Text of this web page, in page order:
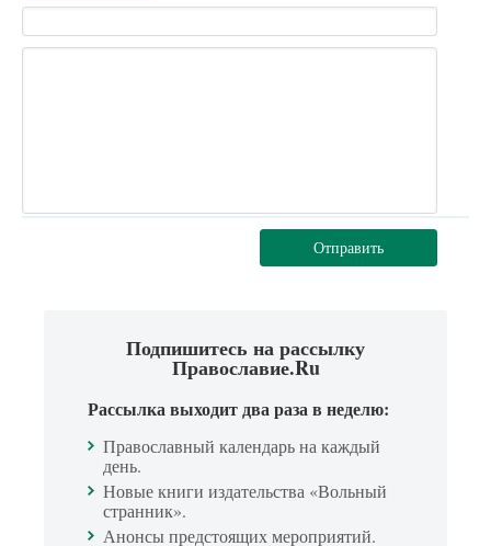
Отправить
Подпишитесь на рассылку
Православие.Ru
Рассылка выходит два раза в неделю:
Православный календарь на каждый
день.
Новые книги издательства «Вольный
странник».
Анонсы предстоящих мероприятий.